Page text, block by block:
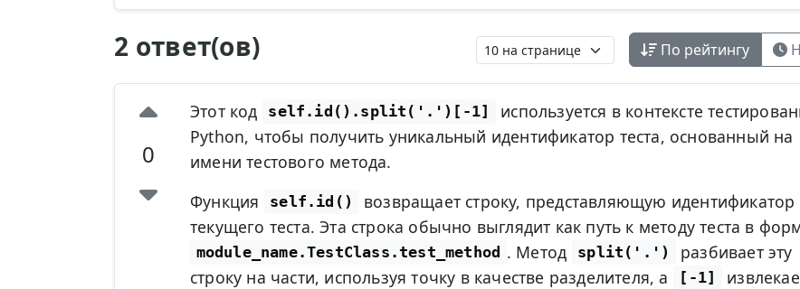
2 ответ(ов) По рейтингу
0
Этот код self.id().split('.')[-1]
используется в контексте
Python, чтобы получить уникальный идентификатор теста, основанный на
имени тестового метода.
Функция
self.id()
возвращает строку, представляющую идентификатор
текущего теста. Эта строка обычно выглядит как путь к методу теста в
module_name.TestClass.test_method . Метод split('.')
разбивает эту
строку на части, используя точку в качестве разделителя, а
[-1]